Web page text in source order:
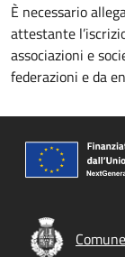
È necessario
attestante
associazioni e
federazioni e da